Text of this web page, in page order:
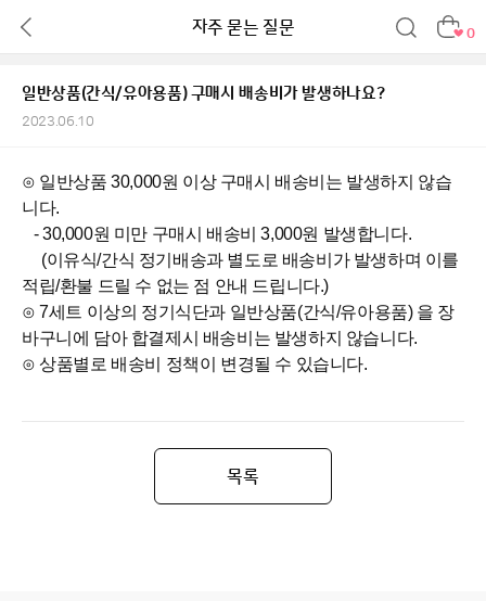
자주 묻는 질문 0
일반상품(간식/유아용품) 구매시 배송비가 발생하나요?
2023.06.10
⊙ 일반상품 30,000원 이상 구매시 배송비는 발생하지 않습
니다.
- 30,000원 미만 구매시 배송비 3,000원 발생합니다.
(이유식/간식 정기배송과 별도로 배송비가 발생하며 이를
적립/환불 드릴 수 없는 점 안내 드립니다.)
⊙ 7세트 이상의 정기식단과 일반상품(간식/유아용품) 을 장
바구니에 담아 합결제시 배송비는 발생하지 않습니다.
⊙ 상품별로 배송비 정책이 변경될 수 있습니다.
목록